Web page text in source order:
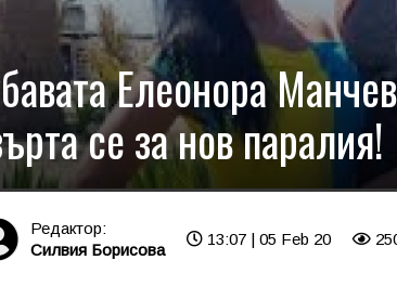
Елеонора
се за нов паралия!
Редактор:
Силвия Борисова
13:07 | 05 Feb 20